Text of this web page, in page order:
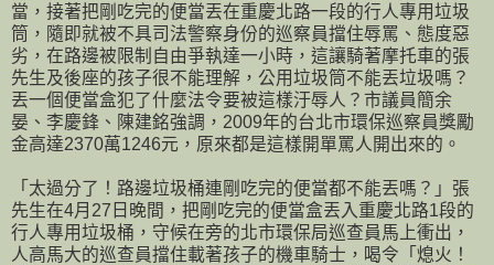
當，接著把剛吃完的便當丟在重慶北路一段的行人專用垃圾
筒，隨即就被不具司法警察身份的巡察員擋住辱罵、態度惡
劣，在路邊被限制自由爭執達一小時，這讓騎著摩托車的張
先生及後座的孩子很不能理解，公用垃圾筒不能丟垃圾嗎？
丟一個便當盒犯了什麼法令要被這樣汙辱人？市議員簡余
晏、李慶鋒、陳建銘強調，2009年的台北市環保巡察員獎勵
金高達2370萬1246元，原來都是這樣開單罵人開出來的。
「太過分了！路邊垃圾桶連剛吃完的便當都不能丟嗎？」張
先生在4月27日晚間，把剛吃完的便當盒丟入重慶北路1段的
行人專用垃圾桶，守候在旁的北市環保局巡查員馬上衝出，
人高馬大的巡查員擋住載著孩子的機車騎士，喝令「熄火！